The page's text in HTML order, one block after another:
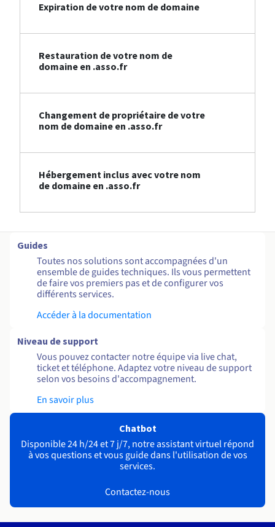
Expiration de votre nom de domaine
Restauration de votre nom de
domaine en .asso.fr
Changement de propriétaire de votre
nom de domaine en .asso.fr
Hébergement inclus avec votre nom
de domaine en .asso.fr
Guides
Toutes nos solutions sont accompagnées d'un
ensemble de guides techniques. Ils vous permettent
de faire vos premiers pas et de configurer vos
différents services.
Accéder à la documentation
Niveau de support
Vous pouvez contacter notre équipe via live chat,
ticket et téléphone. Adaptez votre niveau de support
selon vos besoins d'accompagnement.
En savoir plus
Chatbot
Disponible 24 h/24 et 7 j/7, notre assistant virtuel répond
à vos questions et vous guide dans l'utilisation de vos
services.
Contactez-nous